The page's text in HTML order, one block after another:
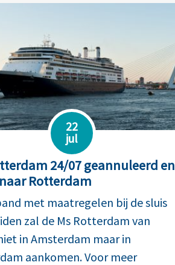
22
jul
24/07 geannuleerd en
Rotterdam
met maatregelen bij de sluis
zal de Ms Rotterdam van
in Amsterdam maar in
aankomen. Voor meer